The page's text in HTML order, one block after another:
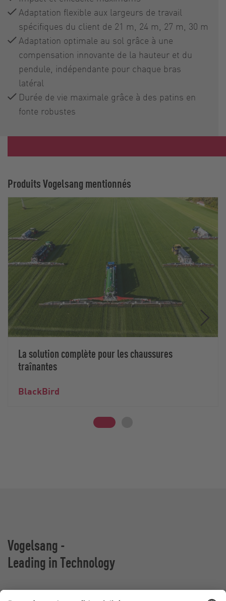
Adaptation flexible aux largeurs de travail
spécifiques du client de 21 m, 24 m, 27 m, 30 m
Adaptation optimale au sol grâce à une
compensation innovante de la hauteur et du
pendule, indépendante pour chaque bras
latéral
Durée de vie maximale grâce à des patins en
fonte robustes
Produits Vogelsang mentionnés
La solution complète pour les chaussures
traînantes
BlackBird
Vogelsang -
Leading in Technology